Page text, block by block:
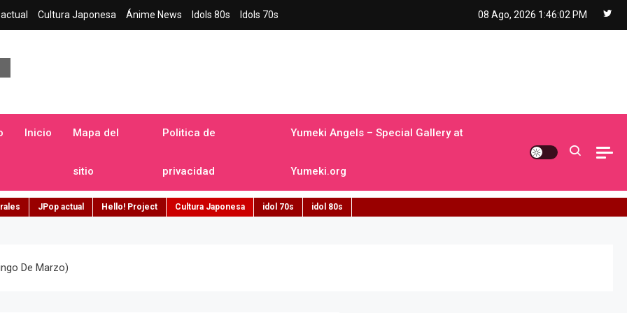
Cultura Japonesa Ánime News Idols 80s Idols 70s 08 Ago, 2026 1:46:03 PM
Inicio Mapa del
sitio
Politica de
privacidad
Yumeki Angels – Special Gallery at
Yumeki.org
JPop actual Hello! Project Cultura Japonesa idol 70s idol 80s
De Marzo)